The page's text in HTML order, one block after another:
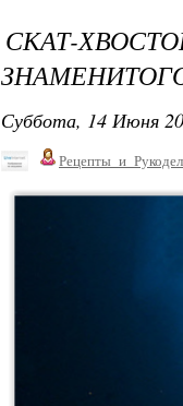
СКАТ-
Суббота, 14 Июня